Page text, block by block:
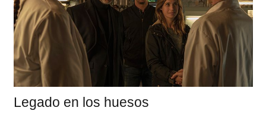
Legado en los huesos